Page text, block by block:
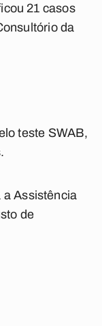
21 casos
da
teste SWAB,
a Assistência
de